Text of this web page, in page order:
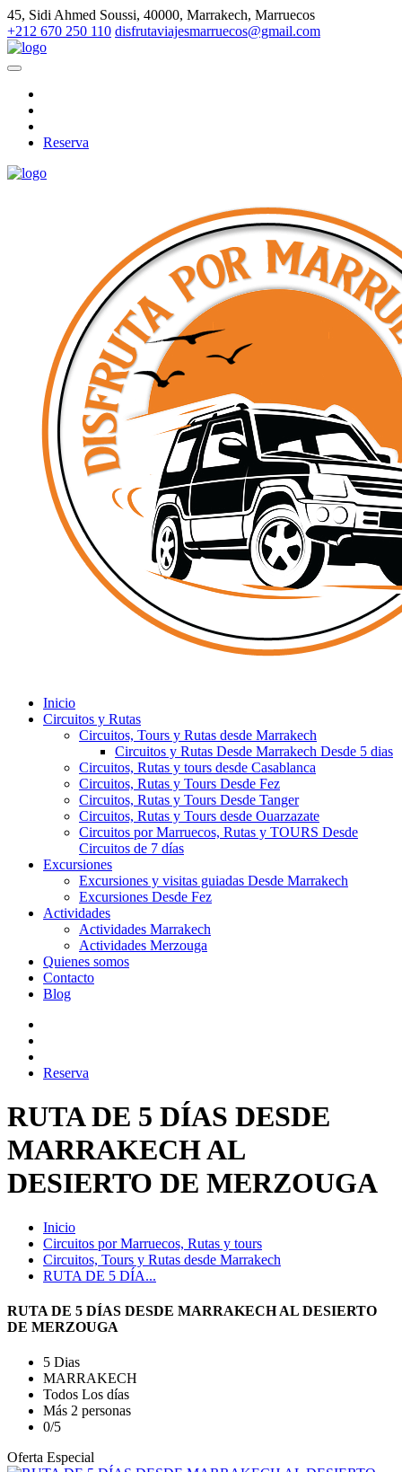
45, Sidi Ahmed Soussi, 40000, Marrakech, Marruecos
+212 670 250 110 disfrutaviajesmarruecos@gmail.com
Reserva
Inicio
Circuitos y Rutas
Circuitos, Tours y Rutas desde Marrakech
Circuitos y Rutas Desde Marrakech Desde 5 dias
Circuitos, Rutas y tours desde Casablanca
Circuitos, Rutas y Tours Desde Fez
Circuitos, Rutas y Tours Desde Tanger
Circuitos, Rutas y Tours desde Ouarzazate
Circuitos por Marruecos, Rutas y TOURS Desde
Circuitos de 7 días
Excursiones
Excursiones y visitas guiadas Desde Marrakech
Excursiones Desde Fez
Actividades
Actividades Marrakech
Actividades Merzouga
Quienes somos
Contacto
Blog
Reserva
RUTA DE 5 DÍAS DESDE
MARRAKECH AL
DESIERTO DE MERZOUGA
Inicio
Circuitos por Marruecos, Rutas y tours
Circuitos, Tours y Rutas desde Marrakech
RUTA DE 5 DÍA...
RUTA DE 5 DÍAS DESDE MARRAKECH AL DESIERTO
DE MERZOUGA
5 Dias
MARRAKECH
Todos Los días
Más 2 personas
0/5
Oferta Especial